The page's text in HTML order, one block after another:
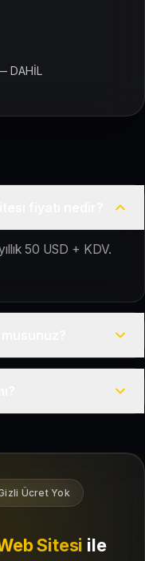
DAHİL
50 USD + KDV.
bulmasına yardımcı
Ücret Yok
Sitesi ile